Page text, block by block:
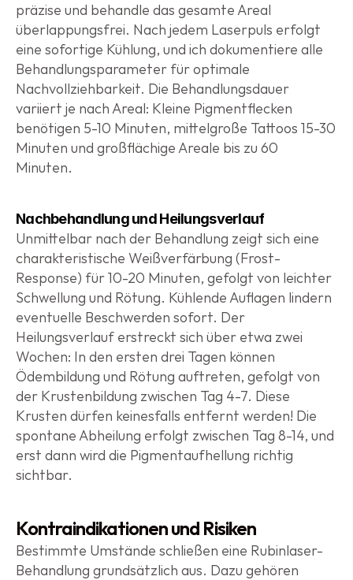
präzise und behandle das gesamte Areal
überlappungsfrei. Nach jedem Laserpuls erfolgt
eine sofortige Kühlung, und ich dokumentiere alle
Behandlungsparameter für optimale
Nachvollziehbarkeit. Die Behandlungsdauer
variiert je nach Areal: Kleine Pigmentflecken
benötigen 5-10 Minuten, mittelgroße Tattoos 15-30
Minuten und großflächige Areale bis zu 60
Minuten.
Nachbehandlung und Heilungsverlauf
Unmittelbar nach der Behandlung zeigt sich eine
charakteristische Weißverfärbung (Frost-
Response) für 10-20 Minuten, gefolgt von leichter
Schwellung und Rötung. Kühlende Auflagen lindern
eventuelle Beschwerden sofort. Der
Heilungsverlauf erstreckt sich über etwa zwei
Wochen: In den ersten drei Tagen können
Ödembildung und Rötung auftreten, gefolgt von
der Krustenbildung zwischen Tag 4-7. Diese
Krusten dürfen keinesfalls entfernt werden! Die
spontane Abheilung erfolgt zwischen Tag 8-14, und
erst dann wird die Pigmentaufhellung richtig
sichtbar.
Kontraindikationen und Risiken
Bestimmte Umstände schließen eine Rubinlaser-
Behandlung grundsätzlich aus. Dazu gehören